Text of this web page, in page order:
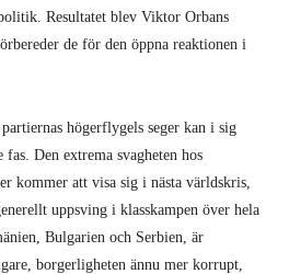
Resultatet blev Viktor Orbans
de för den öppna reaktionen i
högerflygels seger kan i sig
fas. Den extrema svagheten hos
kommer att visa sig i nästa världskris,
uppsving i klasskampen över hela
Bulgarien och Serbien, är
borgerligheten ännu mer korrupt,